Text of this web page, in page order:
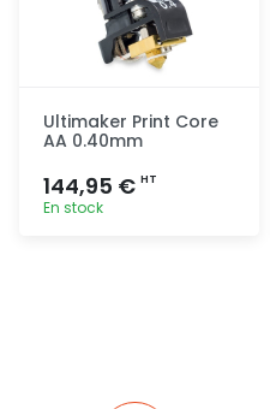
Ultimaker Print Core
AA 0.40mm
144,95 € HT
En stock